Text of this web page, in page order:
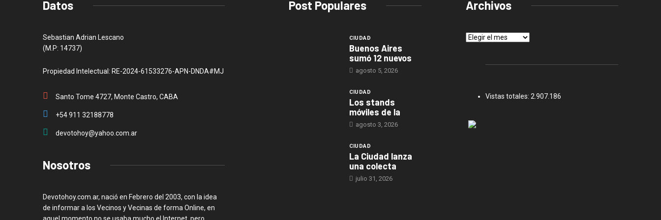
Datos
Sebastian Adrian Lescano
(M.P: 14737)
Propiedad Intelectual: RE-2024-61533276-APN-DNDA#MJ
Santo Tome 4727, Monte Castro, CABA
+54 911 32188778
devotohoy@yahoo.com.ar
Nosotros
Devotohoy.com.ar, nació en Febrero del 2003, con la idea
de informar a los Vecinos y Vecinas de forma Online, en
Post Populares
CIUDAD
Buenos Aires
sumó 12 nuevos
agosto 5, 2026
CIUDAD
Los stands
móviles de la
agosto 3, 2026
CIUDAD
La Ciudad lanza
una colecta
julio 31, 2026
Archivos
Archivos
Vistas totales: 2.907.186